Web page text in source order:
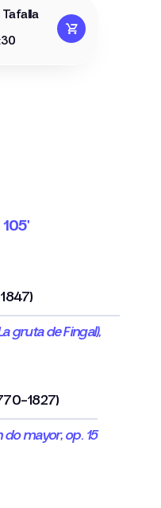
105'
gruta de Fingal),
1827)
do mayor, op. 15